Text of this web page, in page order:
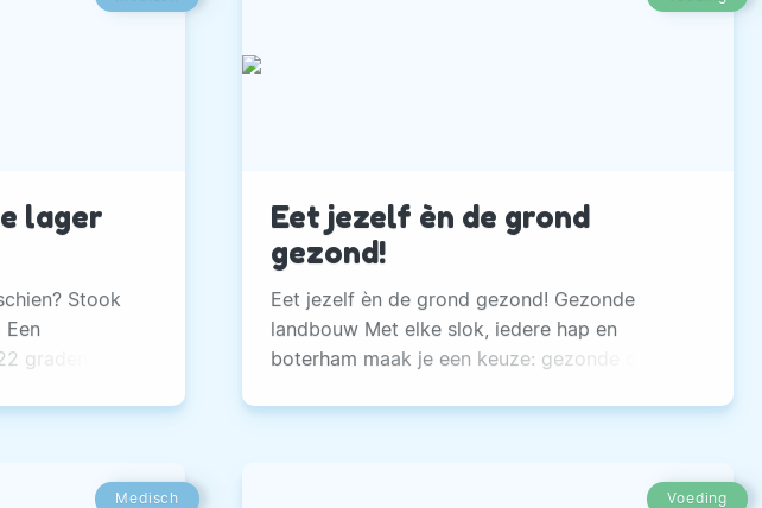
lager
Stook
graden
met de
Eet jezelf èn de grond
gezond!
Eet jezelf èn de grond gezond! Gezonde
landbouw Met elke slok, iedere hap en
boterham maak je een keuze: gezonde of
jezelf als voor de bodem, want alles wat we
Medisch Voeding